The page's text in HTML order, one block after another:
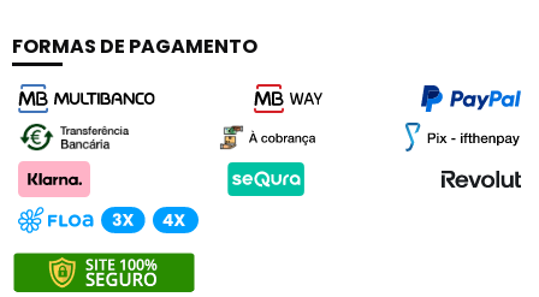
FORMAS DE PAGAMENTO